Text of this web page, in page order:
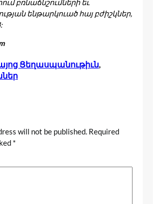
բռնաճնշումների եւ
ենթարկուած հայ բժիշկներ,
Ցեղասպանութիւն
will not be published. Required
*